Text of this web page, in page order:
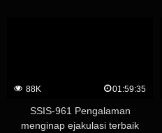
88K 01:59:35
SSIS-961 Pengalaman
menginap ejakulasi terbaik